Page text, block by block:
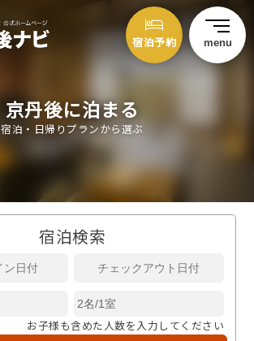
宿泊予約 menu
京丹後に泊まる
宿泊・日帰りプランから選ぶ
宿泊検索
お子様も含めた人数を入力してください